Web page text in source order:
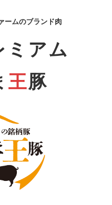
ームのブランド肉
ミアム
王豚